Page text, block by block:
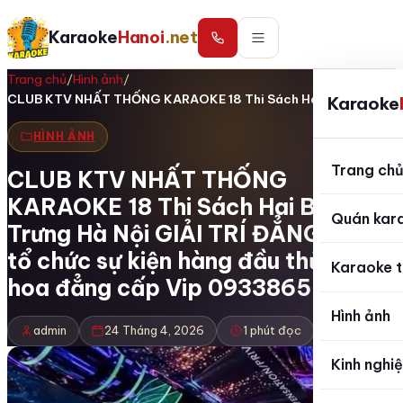
KaraokeHanoi.net
Karaoke
Trang chủ
Quán
Karaoke
Hình ảnh
Kinh
Trang chủ/Hình ảnh/
CLUB KTV NHẤT THỐNG KARAOKE 18 Thi Sách Hai…
HÌNH ẢNH
CLUB KTV NHẤT THỐNG
KARAOKE 18 Thi Sách Hai Bà
Trưng Hà Nội GIẢI TRÍ ĐẲNG CẤP
tổ chức sự kiện hàng đầu thủ đô xa
hoa đẳng cấp Vip 0933865553
admin 24 Tháng 4, 2026 1 phút đọc